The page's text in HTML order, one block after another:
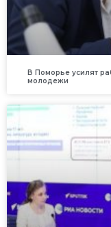
В Поморье усилят
молодежи